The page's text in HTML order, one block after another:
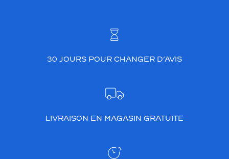
30 JOURS POUR CHANGER D’AVIS
LIVRAISON EN MAGASIN GRATUITE